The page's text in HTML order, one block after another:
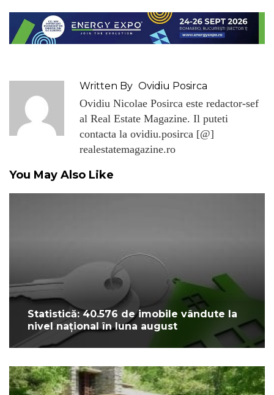
Written By Ovidiu Posirca
Ovidiu Nicolae Posirca este redactor-sef
al Real Estate Magazine. Il puteti
contacta la ovidiu.posirca [@]
realestatemagazine.ro
You May Also Like
Statistică: 40.576 de imobile vândute la
nivel național în luna august